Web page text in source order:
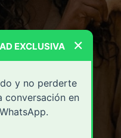
×
EXCLUSIVA
y no perderte
conversación en